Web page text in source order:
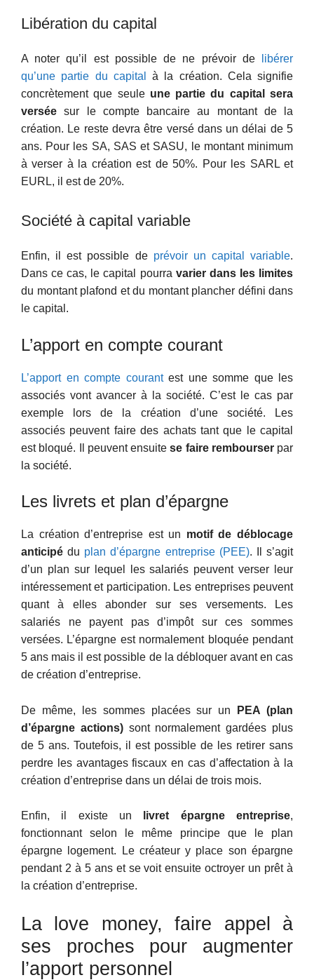
Libération du capital
A noter qu’il est possible de ne prévoir de
libérer
qu’une partie du capital
à la création. Cela signifie
concrètement que seule une partie du capital sera
versée sur le compte bancaire au montant de la
création. Le reste devra être versé dans un délai de 5
ans. Pour les SA, SAS et SASU, le montant minimum
à verser à la création est de 50%. Pour les SARL et
EURL, il est de 20%.
Société à capital variable
Enfin, il est possible de prévoir un capital variable.
Dans ce cas, le capital pourra varier dans les limites
du montant plafond et du montant plancher défini dans
le capital.
L’apport en compte courant
L’apport en compte courantest une somme que les
associés vont avancer à la société. C’est le cas par
exemple lors de la création d’une société. Les
associés peuvent faire des achats tant que le capital
est bloqué. Il peuvent ensuitese faire rembourserpar
la société.
Les livrets et plan d’épargne
La création d’entreprise est un motif de déblocage
anticipé du plan d’épargne entreprise (PEE). Il s’agit
d’un plan sur lequel les salariés peuvent verser leur
intéressement et participation. Les entreprises peuvent
quant à elles abonder sur ses versements. Les
salariés ne payent pas d’impôt sur ces sommes
versées. L’épargne est normalement bloquée pendant
5 ans mais il est possible de la débloquer avant en cas
de création d’entreprise.
De même, les sommes placées sur un
PEA (plan
d’épargne actions)sont normalement gardées plus
de 5 ans. Toutefois, il est possible de les retirer sans
perdre les avantages fiscaux en cas d’affectation à la
création d’entreprise dans un délai de trois mois.
Enfin, il existe un livret épargne entreprise,
fonctionnant selon le même principe que le plan
épargne logement. Le créateur y place son épargne
pendant 2 à 5 ans et se voit ensuite octroyer un prêt à
la création d’entreprise.
La love money, faire appel à
ses proches pour augmenter
l’apport personnel